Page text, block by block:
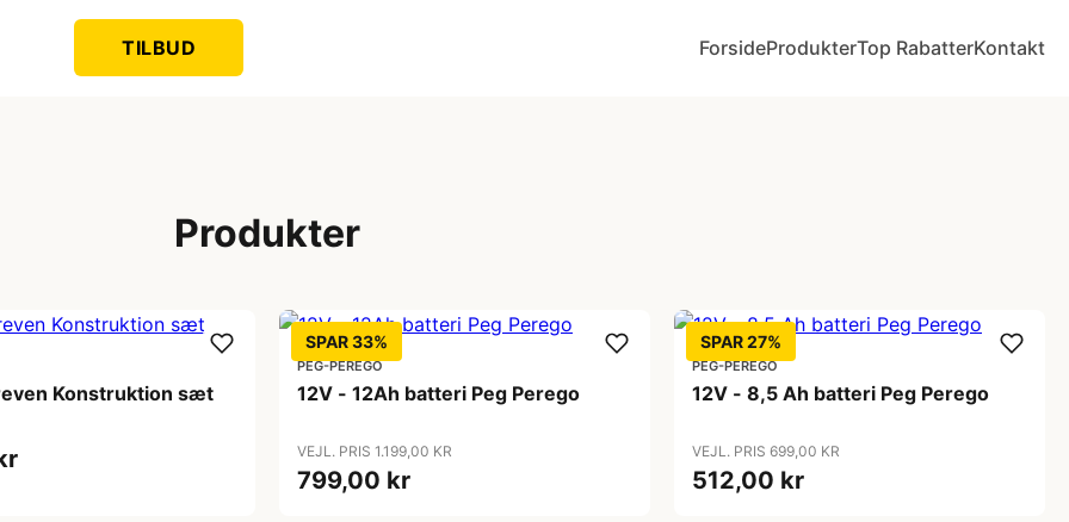
TILBUD ForsideProdukterTop RabatterKontakt
Produkter
Konstruktion sæt
SPAR 33%
PEG-PÉREGO
12V - 12Ah batteri Peg Perego
VEJL. PRIS 1.199,00 KR
799,00 kr
SPAR 27%
PEG-PÉREGO
12V - 8,5 Ah batteri Peg Perego
VEJL. PRIS 699,00 KR
512,00 kr